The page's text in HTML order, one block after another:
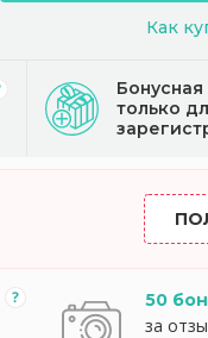
Как
только
50
за